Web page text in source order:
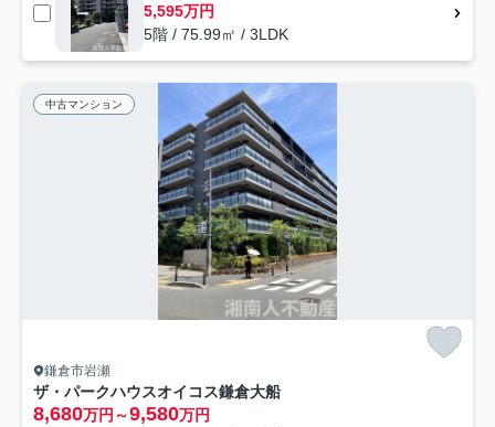
5,595万円
5階 / 75.99㎡ / 3LDK
中古マンション
鎌倉市岩瀬
ザ・パークハウスオイコス鎌倉大船
8,680万円～9,580万円